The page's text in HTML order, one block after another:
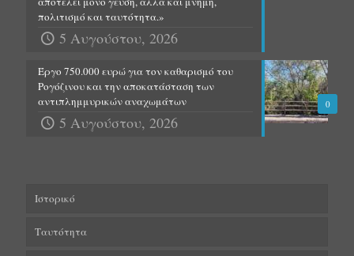
πολιτισμό και ταυτότητα.»
5 Αυγούστου, 2026
0
Έργο 750.000 ευρώ για τον καθαρισμό του
Ρογόζινου και την αποκατάσταση των
αντιπλημμυρικών αναχωμάτων
5 Αυγούστου, 2026
Ιστορικό
Ταυτότητα